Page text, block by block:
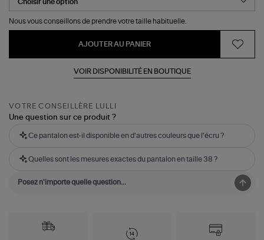
Nous vous conseillons de prendre votre taille habituelle.
AJOUTER AU PANIER
VOIR DISPONIBILITÉ EN BOUTIQUE
VOTRE CONSEILLÈRE LULLI
Une question sur ce produit ?
Ce pantalon est-il disponible en d'autres couleurs que l'écru ?
Quelles sont les mesures exactes du pantalon en taille 38 ?